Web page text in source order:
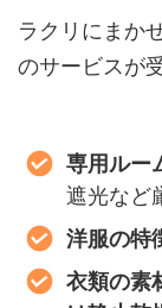
ラクリにまか
のサービスが
専用ルー
遮光など
洋服の特
衣類の素